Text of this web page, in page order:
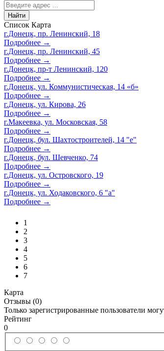
Найти
Список Карта
г.Донецк, пр. Ленинский, 18
Подробнее →
г.Донецк, пр. Ленинский, 45
Подробнее →
г.Донецк, пр-т Ленинский, 120
Подробнее →
г.Донецк, ул. Коммунистическая, 14 «б»
Подробнее →
г.Донецк, ул. Кирова, 26
Подробнее →
г.Макеевка, ул. Московская, 58
Подробнее →
г.Донецк, бул. Шахтостроителей, 14 "е"
Подробнее →
г.Донецк, бул. Шевченко, 74
Подробнее →
г.Донецк, ул. Островского, 19
Подробнее →
г.Донецк, ул. Ходаковского, 6 "а"
Подробнее →
1
2
3
4
5
6
7
Карта
Отзывы (0)
Только зарегистрированные пользователи
Рейтинг
0